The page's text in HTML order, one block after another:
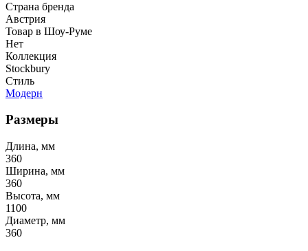
Страна бренда
Австрия
Товар в Шоу-Руме
Нет
Коллекция
Stockbury
Стиль
Модерн
Размеры
Длина, мм
360
Ширина, мм
360
Высота, мм
1100
Диаметр, мм
360